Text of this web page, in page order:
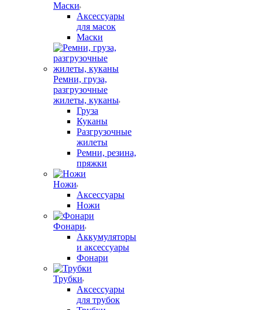
Маски
Аксессуары
для масок
Маски
Ремни, груза,
разгрузочные
жилеты, куканы
Груза
Куканы
Разгрузочные
жилеты
Ремни, резина,
пряжки
Ножи
Аксессуары
Ножи
Фонари
Аккумуляторы
и аксессуары
Фонари
Трубки
Аксессуары
для трубок